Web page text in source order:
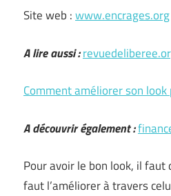
Site web :www.encrages.org
A lire aussi :
Comment améliorer son
A découvrir également :
Pour avoir le bon look, il
faut l’améliorer à travers